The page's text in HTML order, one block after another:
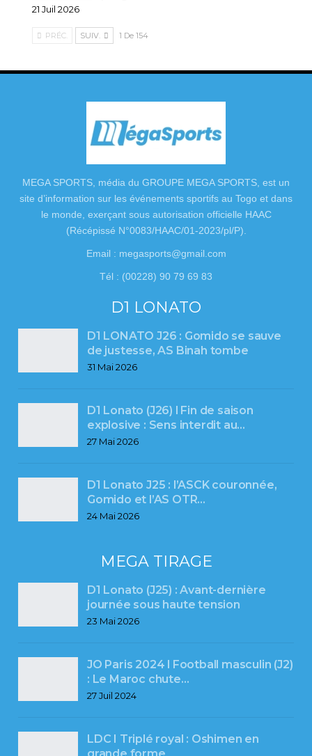
21 Juil 2026
PRÉC. SUIV. 1 De 154
MEGA SPORTS, média du GROUPE MEGA SPORTS, est un
site d’information sur les événements sportifs au Togo et dans
le monde, exerçant sous autorisation officielle HAAC
(Récépissé N°0083/HAAC/01-2023/pl/P).
Email : megasports@gmail.com
Tél : (00228) 90 79 69 83
D1 LONATO
D1 LONATO J26 : Gomido se sauve
de justesse, AS Binah tombe
31 Mai 2026
D1 Lonato (J26) l Fin de saison
explosive : Sens interdit au…
27 Mai 2026
D1 Lonato J25 : l’ASCK couronnée,
Gomido et l’AS OTR…
24 Mai 2026
MEGA TIRAGE
D1 Lonato (J25) : Avant-dernière
journée sous haute tension
23 Mai 2026
JO Paris 2024 l Football masculin (J2)
: Le Maroc chute…
27 Juil 2024
LDC I Triplé royal : Oshimen en
grande forme